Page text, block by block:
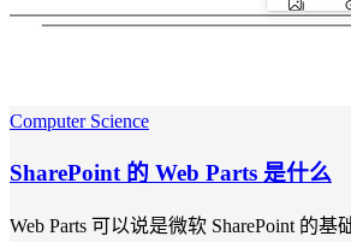
Computer Science
SharePoint 的 Web Parts 是什么
Web Parts 可以说是微软 SharePoint 的